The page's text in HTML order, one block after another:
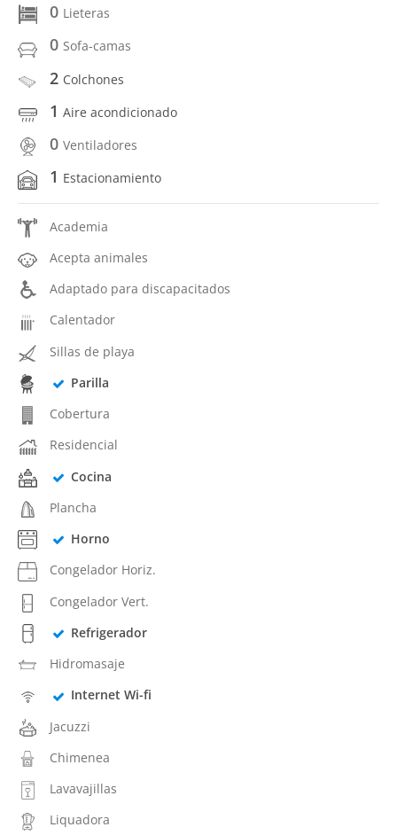
0 Lieteras
0 Sofa-camas
2 Colchones
1 Aire acondicionado
0 Ventiladores
1 Estacionamiento
Academia
Acepta animales
Adaptado para discapacitados
Calentador
Sillas de playa
Parilla
Cobertura
Residencial
Cocina
Plancha
Horno
Congelador Horiz.
Congelador Vert.
Refrigerador
Hidromasaje
Internet Wi-fi
Jacuzzi
Chimenea
Lavavajillas
Liquadora